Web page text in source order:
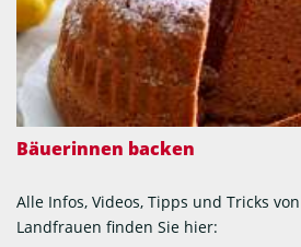
Bäuerinnen backen
Alle Infos, Videos, Tipps und Tricks
Landfrauen finden Sie hier: